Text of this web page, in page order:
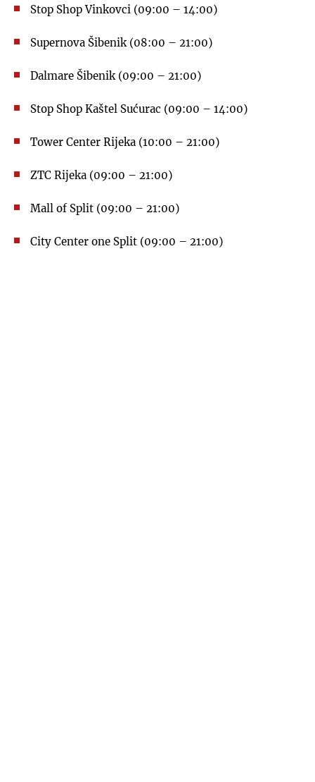
Stop Shop Vinkovci (09:00 – 14:00)
Supernova Šibenik (08:00 – 21:00)
Dalmare Šibenik (09:00 – 21:00)
Stop Shop Kaštel Sućurac (09:00 – 14:00)
Tower Center Rijeka (10:00 – 21:00)
ZTC Rijeka (09:00 – 21:00)
Mall of Split (09:00 – 21:00)
City Center one Split (09:00 – 21:00)